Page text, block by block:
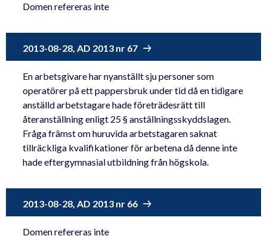
Domen refereras inte
2013-08-28, AD 2013 nr 67
En arbetsgivare har nyanställt sju personer som
operatörer på ett pappersbruk under tid då en tidigare
anställd arbetstagare hade företrädesrätt till
återanställning enligt 25 § anställningsskyddslagen.
Fråga främst om huruvida arbetstagaren saknat
tillräckliga kvalifikationer för arbetena då denne inte
hade eftergymnasial utbildning från högskola.
2013-08-28, AD 2013 nr 66
Domen refereras inte